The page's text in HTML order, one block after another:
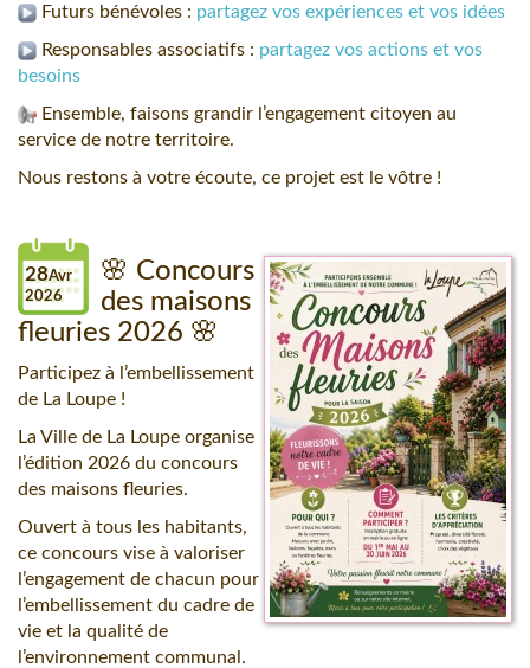
Futurs bénévoles : partagez vos expériences et vos idées
Responsables associatifs : partagez vos actions et vos
besoins
Ensemble, faisons grandir l’engagement citoyen au
service de notre territoire.
Nous restons à votre écoute, ce projet est le vôtre !
28Avr
2026
🌸 Concours
des maisons
fleuries 2026 🌸
Participez à l’embellissement
de La Loupe !
La Ville de La Loupe organise
l’édition 2026 du concours
des maisons fleuries.
Ouvert à tous les habitants,
ce concours vise à valoriser
l’engagement de chacun pour
l’embellissement du cadre de
vie et la qualité de
l’environnement communal.